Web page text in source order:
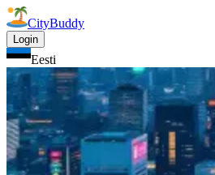
CityBuddy
Login
Eesti